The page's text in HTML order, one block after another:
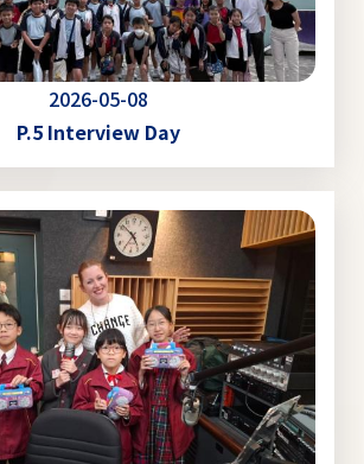
2026-05-08
P.5 Interview Day